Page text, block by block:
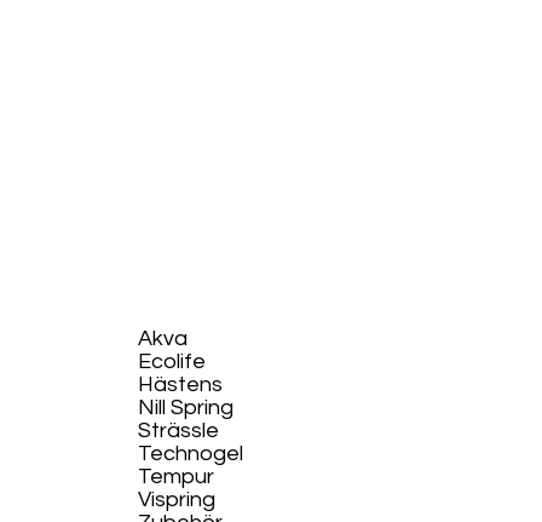
Akva
Ecolife​
Hästens
Nill Spring
Strässle
Technogel
Tempur
Vispring